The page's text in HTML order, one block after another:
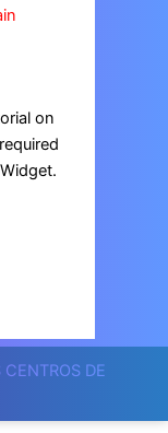
CENTROS DE
on